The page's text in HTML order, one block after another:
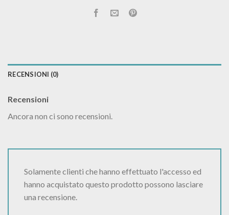
RECENSIONI (0)
Recensioni
Ancora non ci sono recensioni.
Solamente clienti che hanno effettuato l'accesso ed
hanno acquistato questo prodotto possono lasciare
una recensione.